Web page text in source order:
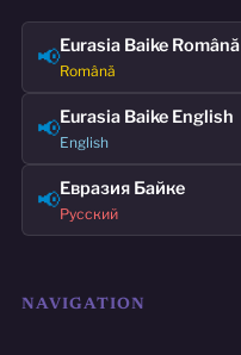
📢Eurasia Baike Română
Română
📢Eurasia Baike English
English
📢Евразия Байке
Русский
NAVIGATION